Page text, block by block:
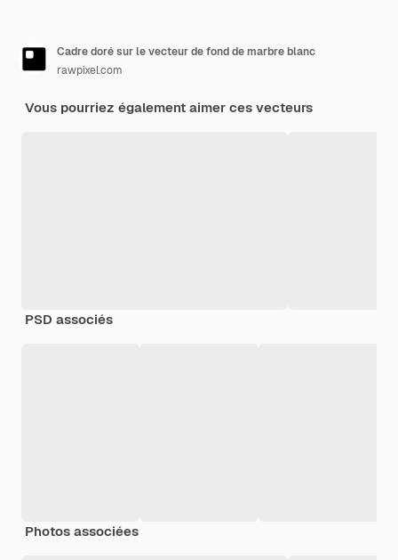
Cadre doré sur le vecteur de fond de marbre blanc
rawpixel.com
Vous pourriez également aimer ces vecteurs
PSD associés
Photos associées